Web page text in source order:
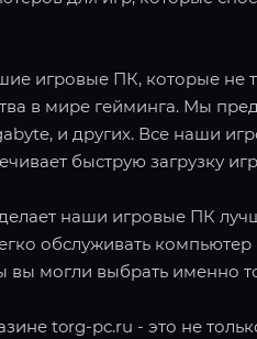
игровые ПК, которые не
в мире гейминга. Мы
и других. Все
быструю загрузку
наши игровые ПК
обслуживать
вы могли выбрать именно
torg-pc.ru - это не